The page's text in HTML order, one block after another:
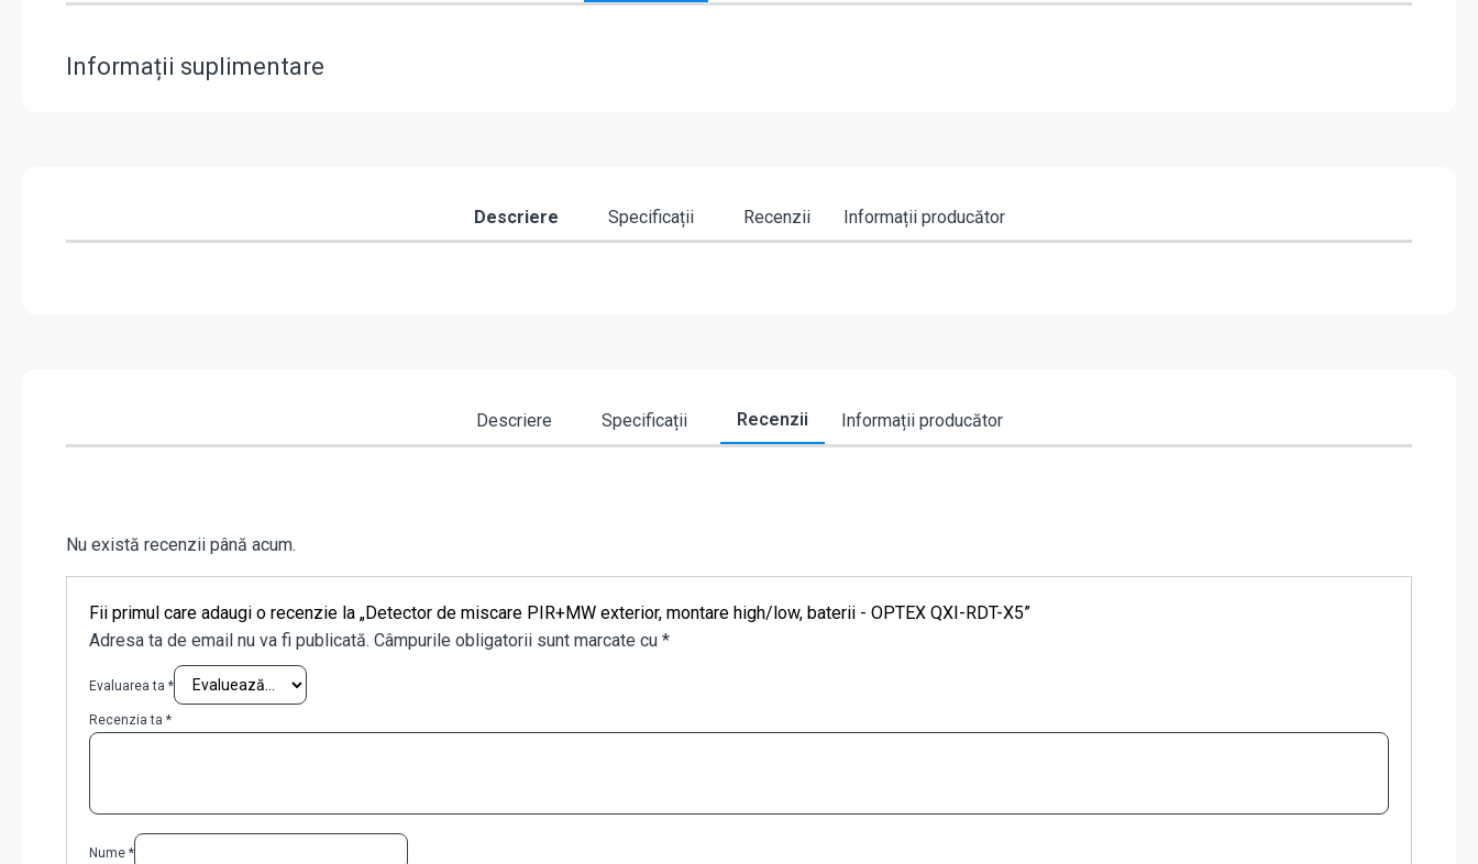
Informații suplimentare
Descriere Specificații Recenzii Informații producător
Descriere Specificații Recenzii Informații producător
Nu există recenzii până acum.
Fii primul care adaugi o recenzie la „Detector de miscare PIR+MW exterior, montare high/low, baterii - OPTEX QXI-RDT-X5”
Adresa ta de email nu va fi publicată. Câmpurile obligatorii sunt marcate cu *
Evaluarea ta *
Recenzia ta *
Nume *